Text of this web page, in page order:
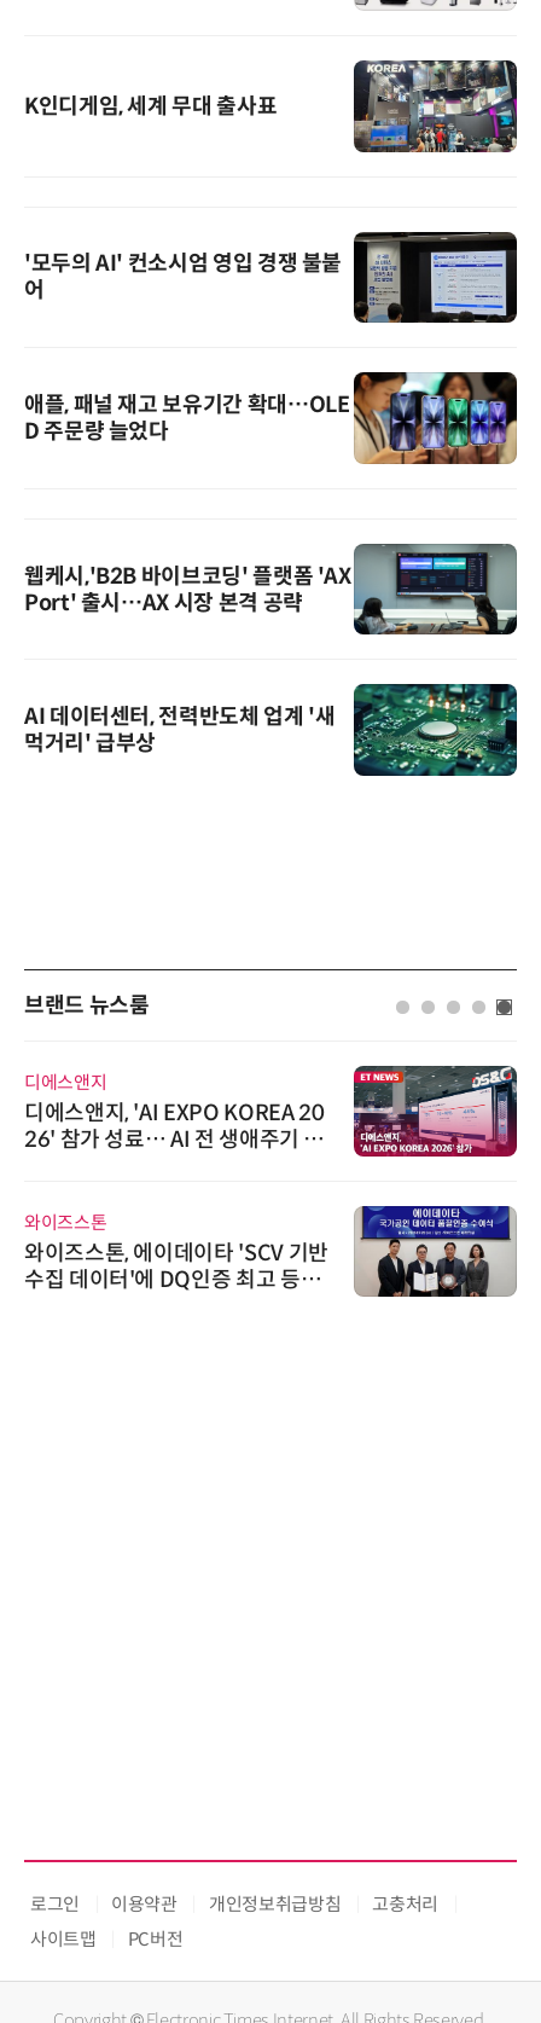
K인디게임, 세계 무대 출사표
'모두의 AI' 컨소시엄 영입 경쟁 불붙
어
애플, 패널 재고 보유기간 확대…OLE
D 주문량 늘었다
웹케시,'B2B 바이브코딩' 플랫폼 'AX
Port' 출시…AX 시장 본격 공략
AI 데이터센터, 전력반도체 업계 '새
먹거리' 급부상
브랜드 뉴스룸
디에스앤지
디에스앤지, 'AI EXPO KOREA 20
26' 참가 성료… AI 전 생애주기 아
와이즈스톤
와이즈스톤, 에이데이타 'SCV 기반
수집 데이터'에 DQ인증 최고 등급
로그인 이용약관 개인정보취급방침
고충처리
사이트맵
PC버전